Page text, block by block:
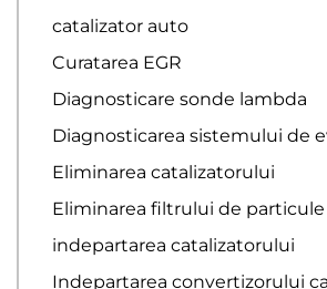
catalizator auto
Curatarea EGR
Diagnosticare sonde lambda
Diagnosticarea sistemului de
Eliminarea catalizatorului
Eliminarea filtrului de particule
indepartarea catalizatorului
Indepartarea convertizorului